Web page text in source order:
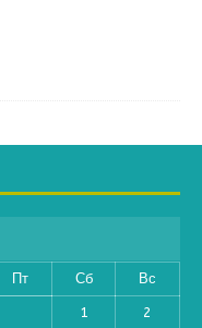
Пт Сб Вс
1 2